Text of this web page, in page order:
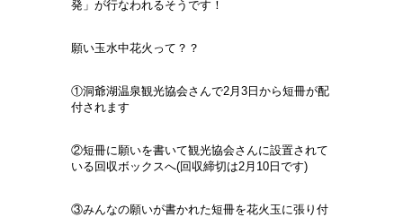
発」が行なわれるそうです！
願い玉水中花火って？？
①洞爺湖温泉観光協会さんで2月3日から短冊が配
付されます
②短冊に願いを書いて観光協会さんに設置されて
いる回収ボックスへ(回収締切は2月10日です)
③みんなの願いが書かれた短冊を花火玉に張り付